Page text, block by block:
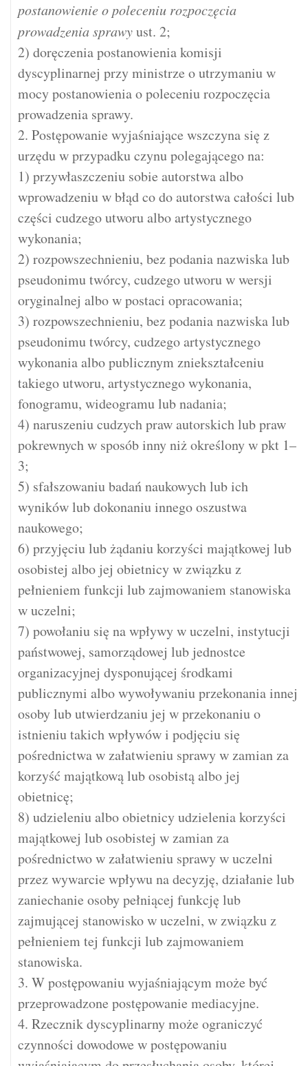
postanowienie o poleceniu rozpoczęcia
prowadzenia sprawyust. 2;
2) doręczenia postanowienia komisji
dyscyplinarnej przy ministrze o utrzymaniu w
mocy postanowienia o poleceniu rozpoczęcia
prowadzenia sprawy.
2. Postępowanie wyjaśniające wszczyna się z
urzędu w przypadku czynu polegającego na:
1) przywłaszczeniu sobie autorstwa albo
wprowadzeniu w błąd co do autorstwa całości lub
części cudzego utworu albo artystycznego
wykonania;
2) rozpowszechnieniu, bez podania nazwiska lub
pseudonimu twórcy, cudzego utworu w wersji
oryginalnej albo w postaci opracowania;
3) rozpowszechnieniu, bez podania nazwiska lub
pseudonimu twórcy, cudzego artystycznego
wykonania albo publicznym zniekształceniu
takiego utworu, artystycznego wykonania,
fonogramu, wideogramu lub nadania;
4) naruszeniu cudzych praw autorskich lub praw
pokrewnych w sposób inny niż określony w pkt 1–
3;
5) sfałszowaniu badań naukowych lub ich
wyników lub dokonaniu innego oszustwa
naukowego;
6) przyjęciu lub żądaniu korzyści majątkowej lub
osobistej albo jej obietnicy w związku z
pełnieniem funkcji lub zajmowaniem stanowiska
w uczelni;
7) powołaniu się na wpływy w uczelni, instytucji
państwowej, samorządowej lub jednostce
organizacyjnej dysponującej środkami
publicznymi albo wywoływaniu przekonania innej
osoby lub utwierdzaniu jej w przekonaniu o
istnieniu takich wpływów i podjęciu się
pośrednictwa w załatwieniu sprawy w zamian za
korzyść majątkową lub osobistą albo jej
obietnicę;
8) udzieleniu albo obietnicy udzielenia korzyści
majątkowej lub osobistej w zamian za
pośrednictwo w załatwieniu sprawy w uczelni
przez wywarcie wpływu na decyzję, działanie lub
zaniechanie osoby pełniącej funkcję lub
zajmującej stanowisko w uczelni, w związku z
pełnieniem tej funkcji lub zajmowaniem
stanowiska.
3. W postępowaniu wyjaśniającym może być
przeprowadzone postępowanie mediacyjne.
4. Rzecznik dyscyplinarny może ograniczyć
czynności dowodowe w postępowaniu